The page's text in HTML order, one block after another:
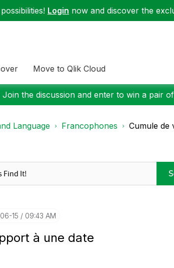
Login now and discover the
Move to Qlik Cloud
the discussion and enter to win a pair
Language Francophones Cumule de
15 09:43 AM
à une date